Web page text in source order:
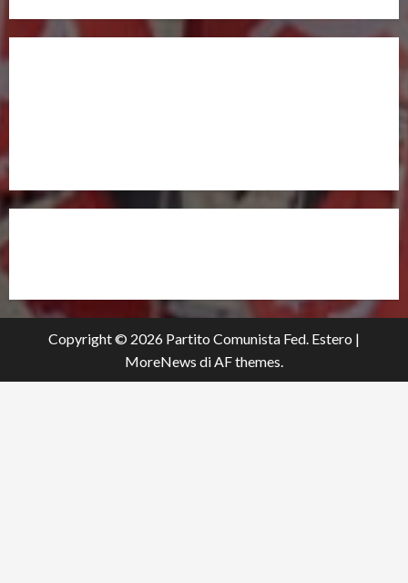
Copyright © 2026 Partito Comunista Fed. Estero |
MoreNews di AF themes.